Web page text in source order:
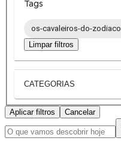
Tags
os-cavaleiros-do-zodiaco
Limpar filtros
CATEGORIAS
Aplicar filtros Cancelar